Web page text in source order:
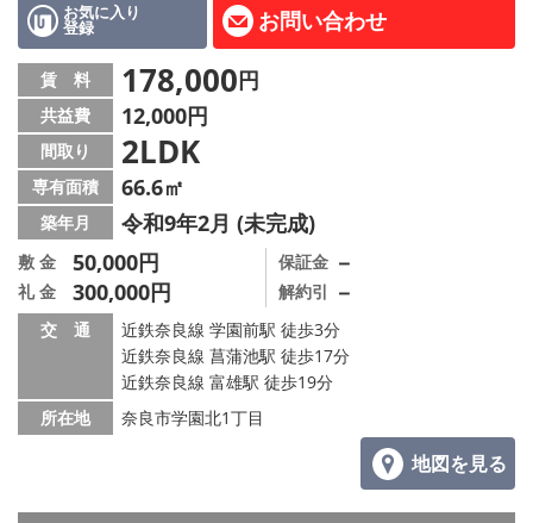
スタッフ紹介
リフォーム のことなら！
オーナー様へ
住宅型有料老人 Ｆｌｅｕｒａｇｅ
店舗情報·アクセス
会社概要
メールでお問い合わせ
お気に入り
登録 お問い合わせ
賃 料 178,000円
共益費 12,000円
間取り 2LDK
専有面積 66.6㎡
築年月 令和9年2月 (未完成)
敷 金 50,000円
礼 金 300,000円
保証金 －
解約引 －
交 通
近鉄奈良線 学園前駅 徒歩3分
近鉄奈良線 菖蒲池駅 徒歩17分
近鉄奈良線 富雄駅 徒歩19分
所在地
奈良市学園北1丁目
地図を見る